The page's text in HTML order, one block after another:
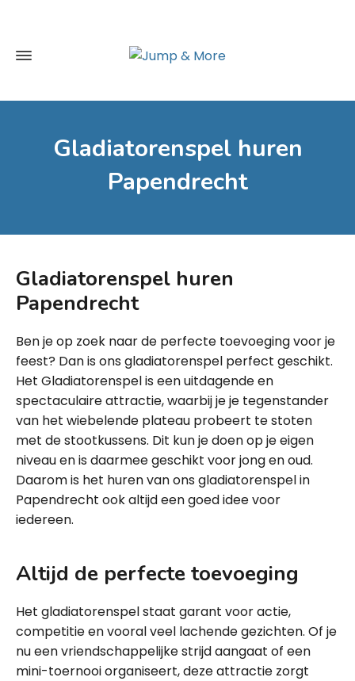
Gladiatorenspel huren
Papendrecht
Gladiatorenspel huren
Papendrecht
Ben je op zoek naar de perfecte toevoeging voor je
feest? Dan is ons gladiatorenspel perfect geschikt.
Het Gladiatorenspel is een uitdagende en
spectaculaire attractie, waarbij je je tegenstander
van het wiebelende plateau probeert te stoten
met de stootkussens. Dit kun je doen op je eigen
niveau en is daarmee geschikt voor jong en oud.
Daarom is het huren van ons gladiatorenspel in
Papendrecht ook altijd een goed idee voor
iedereen.
Altijd de perfecte toevoeging
Het gladiatorenspel staat garant voor actie,
competitie en vooral veel lachende gezichten. Of je
nu een vriendschappelijke strijd aangaat of een
mini-toernooi organiseert, deze attractie zorgt